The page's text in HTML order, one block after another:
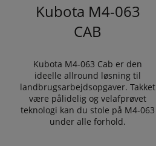
Kubota M4-063
CAB
Kubota M4-063 Cab er den
ideelle allround løsning til
landbrugsarbejdsopgaver. Takket
være pålidelig og velafprøvet
teknologi kan du stole på M4-063
under alle forhold.